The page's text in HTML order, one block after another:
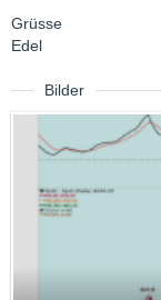
Grüsse
Edel
Bilder